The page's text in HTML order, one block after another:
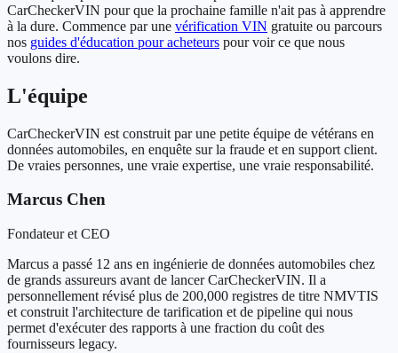
CarCheckerVIN pour que la prochaine famille n'ait pas à apprendre
à la dure. Commence par une vérification VIN gratuite ou parcours
nos guides d'éducation pour acheteurs pour voir ce que nous
voulons dire.
L'équipe
CarCheckerVIN est construit par une petite équipe de vétérans en
données automobiles, en enquête sur la fraude et en support client.
De vraies personnes, une vraie expertise, une vraie responsabilité.
Marcus Chen
Fondateur et CEO
Marcus a passé 12 ans en ingénierie de données automobiles chez
de grands assureurs avant de lancer CarCheckerVIN. Il a
personnellement révisé plus de 200,000 registres de titre NMVTIS
et construit l'architecture de tarification et de pipeline qui nous
permet d'exécuter des rapports à une fraction du coût des
fournisseurs legacy.